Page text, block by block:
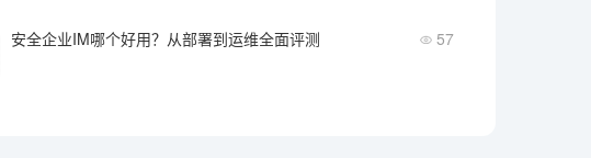
安全企业IM哪个好用？从部署到运维全面评测 57